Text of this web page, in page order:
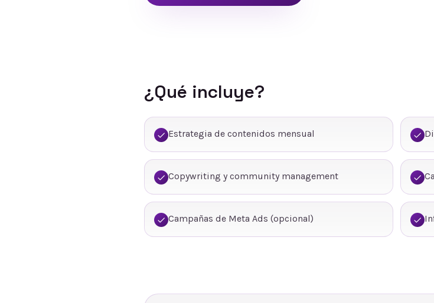
¿Qué incluye?
Estrategia de contenidos mensual
Copywriting y community management
Campañas de Meta Ads (opcional)